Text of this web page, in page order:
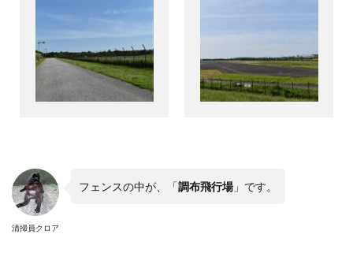
清掃員クロア
フェンスの中が、「調布飛行場」です。